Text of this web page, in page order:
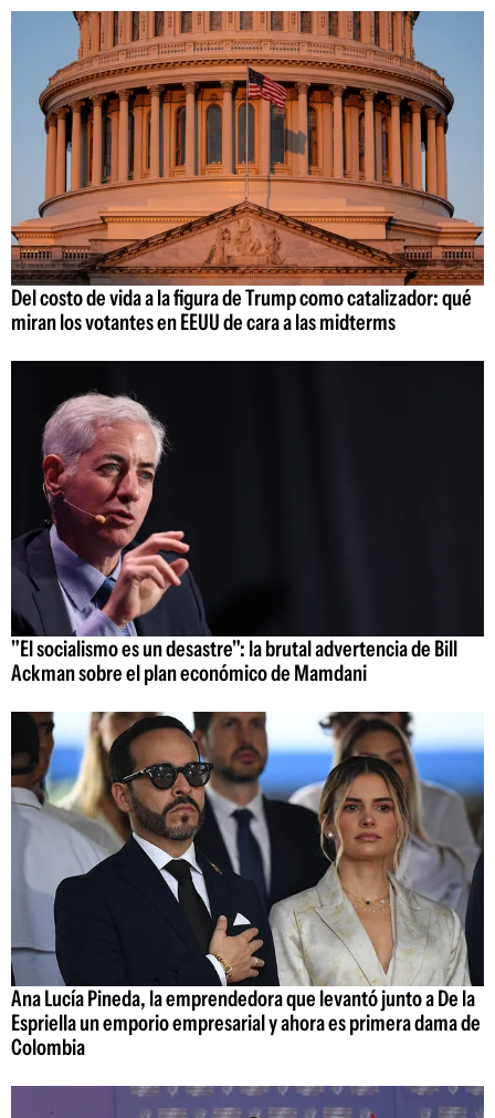
Del costo de vida a la figura de Trump como catalizador: qué
miran los votantes en EEUU de cara a las midterms
"El socialismo es un desastre": la brutal advertencia de Bill
Ackman sobre el plan económico de Mamdani
Ana Lucía Pineda, la emprendedora que levantó junto a De la
Espriella un emporio empresarial y ahora es primera dama de
Colombia